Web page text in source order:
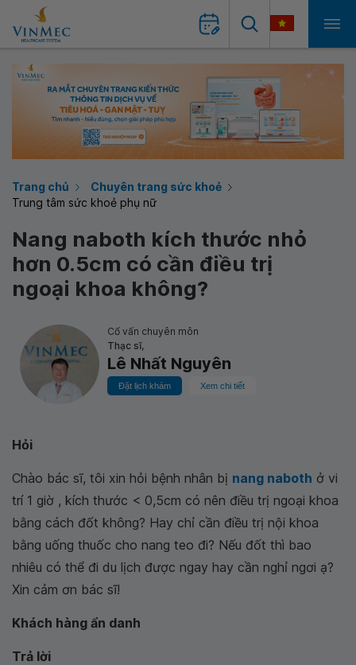
Trang chủ
Chuyên trang sức khoẻ
Trung tâm sức khoẻ phụ nữ
Nang naboth kích thước nhỏ
hơn 0.5cm có cần điều trị
ngoại khoa không?
Cố vấn chuyên môn
Thạc sĩ,
Lê Nhất Nguyên
Đặt lịch khám Xem chi tiết
Hỏi
Chào bác sĩ, tôi xin hỏi bệnh nhân bị nang naboth ở vi
trí 1 giờ , kích thước < 0,5cm có nên điều trị ngoại khoa
bằng cách đốt không? Hay chỉ cần điều trị nội khoa
bằng uống thuốc cho nang teo đi? Nếu đốt thì bao
nhiêu có thể đi du lịch được ngay hay cần nghỉ ngơi ạ?
Xin cảm ơn bác sĩ!
Khách hàng ẩn danh
Trả lời